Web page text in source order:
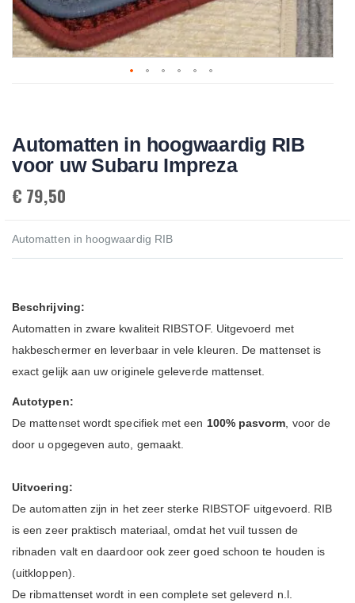
of
the
images
Automatten in hoogwaardig RIB
voor uw Subaru Impreza
€ 79,50
Automatten in hoogwaardig RIB
Beschrijving:
Automatten in zware kwaliteit RIBSTOF. Uitgevoerd met
hakbeschermer en leverbaar in vele kleuren. De mattenset is
exact gelijk aan uw originele geleverde mattenset.
Autotypen:
De mattenset wordt specifiek met een 100% pasvorm , voor de
door u opgegeven auto, gemaakt.
Uitvoering:
De automatten zijn in het zeer sterke RIBSTOF uitgevoerd. RIB
is een zeer praktisch materiaal, omdat het vuil tussen de
ribnaden valt en daardoor ook zeer goed schoon te houden is
(uitkloppen).
De ribmattenset wordt in een complete set geleverd n.l.